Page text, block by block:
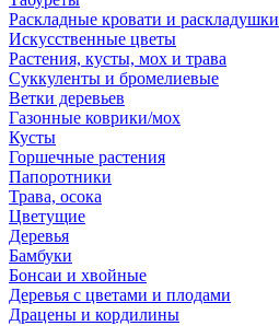
Раскладные кровати и раскладушки
Искусственные цветы
Растения, кусты, мох и трава
Суккуленты и бромелиевые
Ветки деревьев
Газонные коврики/мох
Кусты
Горшечные растения
Папоротники
Трава, осока
Цветущие
Деревья
Бамбуки
Бонсаи и хвойные
Деревья с цветами и плодами
Драцены и кордилины